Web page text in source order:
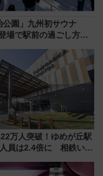
園」九州初サウナ
場で駅前の過ごし方は
万人突破！ゆめが丘駅
員は2.4倍に 相鉄いず
うにゃん＆DB.スター